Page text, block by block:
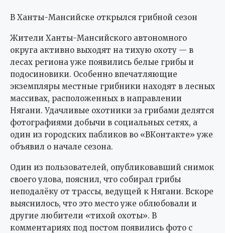
В Ханты-Мансийске открылся грибной сезон
Жители Ханты-Мансийского автономного
округа активно выходят на тихую охоту — в
лесах региона уже появились белые грибы и
подосиновики. Особенно впечатляющие
экземпляры местные грибники находят в лесных
массивах, расположенных в направлении
Нягани. Удачливые охотники за грибами делятся
фотографиями добычи в социальных сетях, а
один из городских пабликов во «ВКонтакте» уже
объявил о начале сезона.
Один из пользователей, опубликовавший снимок
своего улова, пояснил, что собирал грибы
неподалёку от трассы, ведущей к Нягани. Вскоре
выяснилось, что это место уже облюбовали и
другие любители «тихой охоты». В
комментариях под постом появились фото с